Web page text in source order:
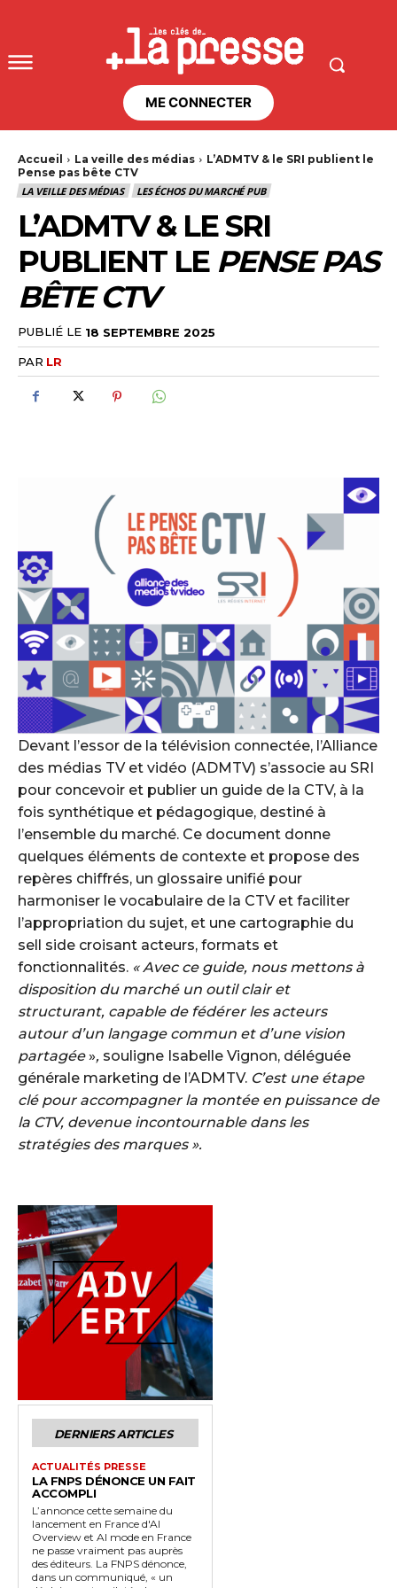
ME CONNECTER
Accueil La veille des médias
L’ADMTV & le SRI publient le
Pense pas bête CTV
LA VEILLE DES MÉDIAS
LES ÉCHOS DU MARCHÉ PUB
L’ADMTV & LE SRI
PUBLIENT LE PENSE PAS
BÊTE CTV
PUBLIÉ LE 18 SEPTEMBRE 2025
PAR LR
Devant l’essor de la télévision connectée, l’Alliance
des médias TV et vidéo (ADMTV) s’associe au SRI
pour concevoir et publier un guide de la CTV, à la
fois synthétique et pédagogique, destiné à
l’ensemble du marché. Ce document donne
quelques éléments de contexte et propose des
repères chiffrés, un glossaire unifié pour
harmoniser le vocabulaire de la CTV et faciliter
l’appropriation du sujet, et une cartographie du
sell side croisant acteurs, formats et
fonctionnalités. « Avec ce guide, nous mettons à
disposition du marché un outil clair et
structurant, capable de fédérer les acteurs
autour d’un langage commun et d’une vision
partagée», souligne Isabelle Vignon, déléguée
générale marketing de l’ADMTV. C’est une étape
clé pour accompagner la montée en puissance de
la CTV, devenue incontournable dans les
stratégies des marques ».
DERNIERS ARTICLES
ACTUALITÉS PRESSE
LA FNPS DÉNONCE UN FAIT
ACCOMPLI
L’annonce cette semaine du
lancement en France d'AI
Overview et AI mode en France
ne passe vraiment pas auprès
des éditeurs. La FNPS dénonce,
dans un communiqué, « un